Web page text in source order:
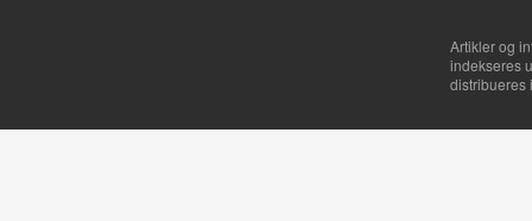
Artikler og
indekseres
distribueres